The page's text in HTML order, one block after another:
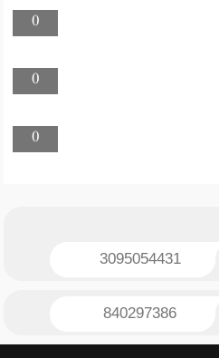
0
0
0
3095054431
840297386